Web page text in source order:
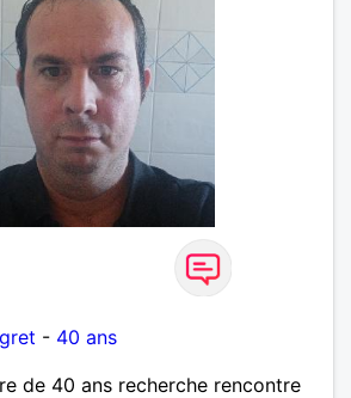
- 40 ans
de 40 ans recherche rencontre